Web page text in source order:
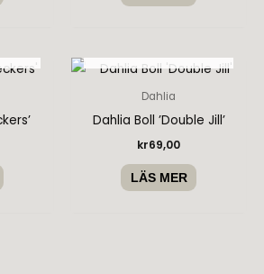
Dahlia
Dahlia Boll ’Double Jill’
kr69,00
LÄS MER